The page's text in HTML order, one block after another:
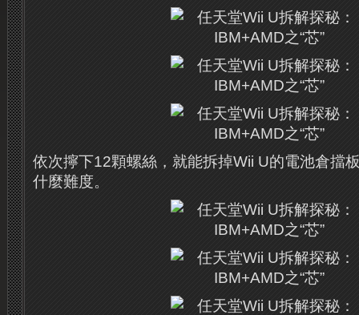
依次擰下12顆螺絲，就能拆掉Wii U的電池倉擋
什麼難度。